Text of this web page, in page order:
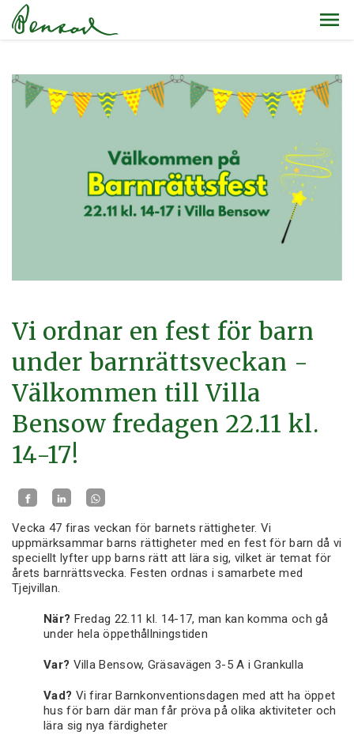
Vi ordnar en fest för barn
under barnrättsveckan -
Välkommen till Villa
Bensow fredagen 22.11 kl.
14-17!
Vecka 47 firas veckan för barnets rättigheter. Vi
uppmärksammar barns rättigheter med en fest för barn då vi
speciellt lyfter upp barns rätt att lära sig, vilket är temat för
årets barnrättsvecka. Festen ordnas i samarbete med
Tjejvillan.
När? Fredag 22.11 kl. 14-17, man kan komma och gå
under hela öppethållningstiden
Var? Villa Bensow, Gräsavägen 3-5 A i Grankulla
Vad? Vi firar Barnkonventionsdagen med att ha öppet
hus för barn där man får pröva på olika aktiviteter och
lära sig nya färdigheter